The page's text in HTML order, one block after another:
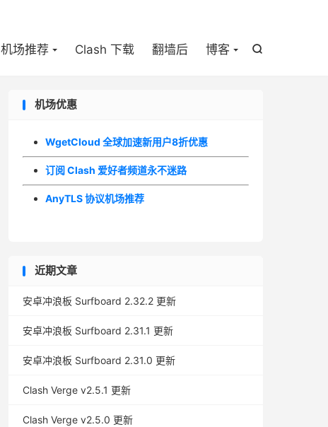

机场推荐 Clash 下载 翻墙后 博客
机场优惠
WgetCloud 全球加速新用户8折优惠
订阅 Clash 爱好者频道永不迷路
AnyTLS 协议机场推荐
近期文章
安卓冲浪板 Surfboard 2.32.2 更新
安卓冲浪板 Surfboard 2.31.1 更新
安卓冲浪板 Surfboard 2.31.0 更新
Clash Verge v2.5.1 更新
Clash Verge v2.5.0 更新